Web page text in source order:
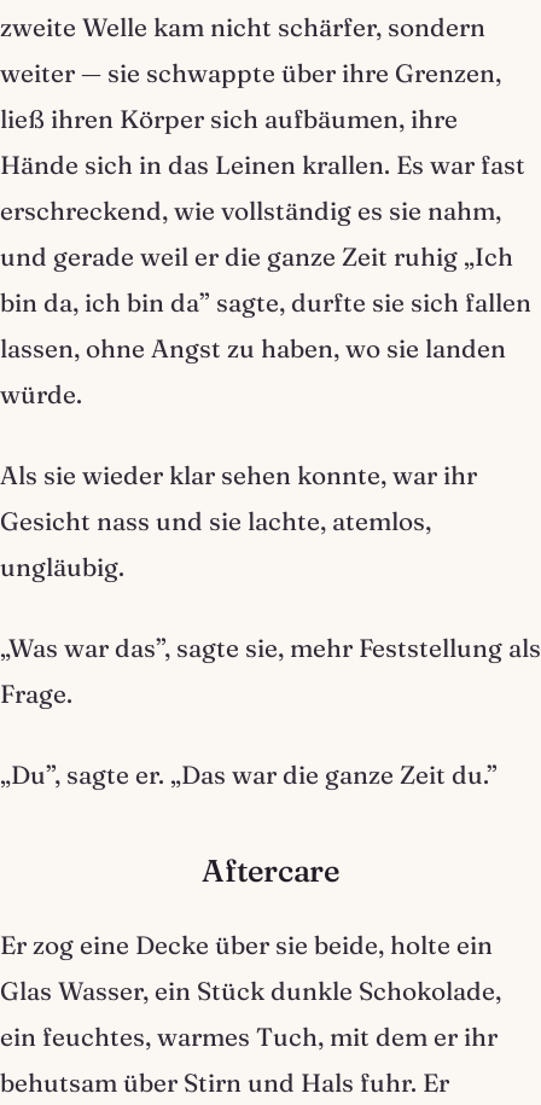
zweite Welle kam nicht schärfer, sondern
weiter — sie schwappte über ihre Grenzen,
ließ ihren Körper sich aufbäumen, ihre
Hände sich in das Leinen krallen. Es war fast
erschreckend, wie vollständig es sie nahm,
und gerade weil er die ganze Zeit ruhig „Ich
bin da, ich bin da” sagte, durfte sie sich fallen
lassen, ohne Angst zu haben, wo sie landen
würde.
Als sie wieder klar sehen konnte, war ihr
Gesicht nass und sie lachte, atemlos,
ungläubig.
„Was war das”, sagte sie, mehr Feststellung als
Frage.
„Du”, sagte er. „Das war die ganze Zeit du.”
Aftercare
Er zog eine Decke über sie beide, holte ein
Glas Wasser, ein Stück dunkle Schokolade,
ein feuchtes, warmes Tuch, mit dem er ihr
behutsam über Stirn und Hals fuhr. Er